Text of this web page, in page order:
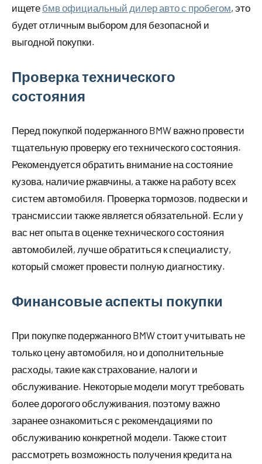
ищете бмв официальный дилер авто с пробегом, это
будет отличным выбором для безопасной и
выгодной покупки.
Проверка технического
состояния
Перед покупкой подержанного BMW важно провести
тщательную проверку его технического состояния.
Рекомендуется обратить внимание на состояние
кузова, наличие ржавчины, а также на работу всех
систем автомобиля. Проверка тормозов, подвески и
трансмиссии также является обязательной. Если у
вас нет опыта в оценке технического состояния
автомобилей, лучше обратиться к специалисту,
который сможет провести полную диагностику.
Финансовые аспекты покупки
При покупке подержанного BMW стоит учитывать не
только цену автомобиля, но и дополнительные
расходы, такие как страхование, налоги и
обслуживание. Некоторые модели могут требовать
более дорогого обслуживания, поэтому важно
заранее ознакомиться с рекомендациями по
обслуживанию конкретной модели. Также стоит
рассмотреть возможность получения кредита на